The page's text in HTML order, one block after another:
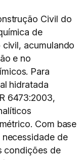
Civil do
de
acumulando
e no
Para
hidratada
6473:2003,
Com base
de
condições de